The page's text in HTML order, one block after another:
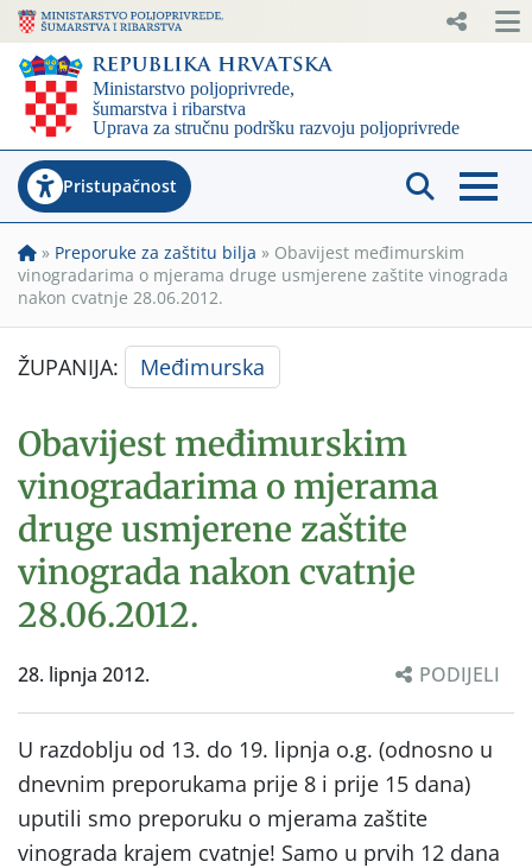
Pristupačnost
» Preporuke za zaštitu bilja » Obavijest međimurskim
vinogradarima o mjerama druge usmjerene zaštite vinograda
nakon cvatnje 28.06.2012.
ŽUPANIJA: Međimurska
Obavijest međimurskim
vinogradarima o mjerama
druge usmjerene zaštite
vinograda nakon cvatnje
28.06.2012.
28. lipnja 2012. PODIJELI
U razdoblju od 13. do 19. lipnja o.g. (odnosno u
dnevnim preporukama prije 8 i prije 15 dana)
uputili smo preporuku o mjerama zaštite
vinograda krajem cvatnje! Samo u prvih 12 dana